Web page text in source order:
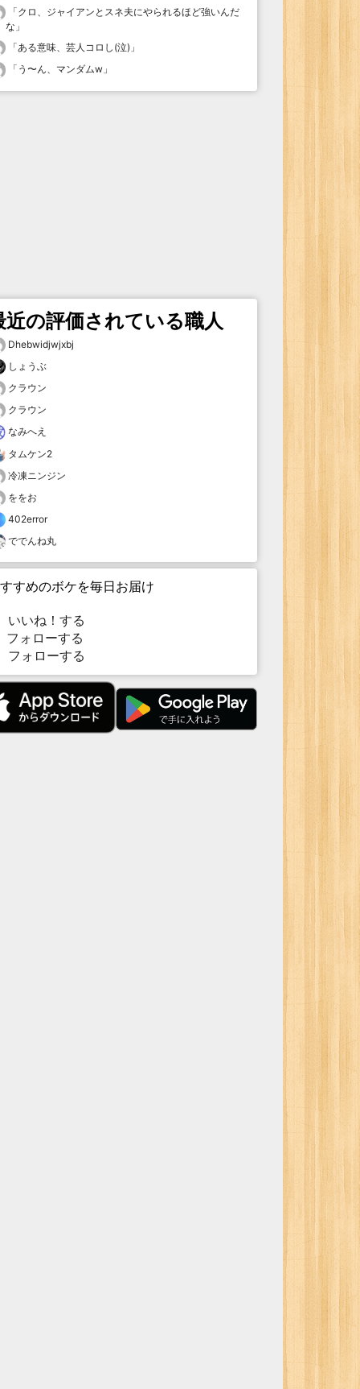
「クロ、ジャイアンとスネ夫にやられるほど強いんだ
な 」
「ある意味、芸人コロし(泣) 」
「 う〜ん、マンダムw 」
近の評価されている職人
Dhebwidjwjxbj
しょうぶ
クラウン
クラウン
なみへえ
タムケン2
冷凍ニンジン
ををお
402error
ででんね丸
すめのボケを毎日お届け
いいね！する
ォローする
フォローする